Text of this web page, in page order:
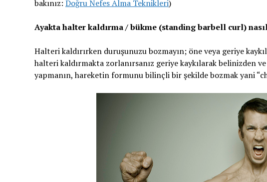
bakınız: Doğru Nefes Alma Teknikleri)
Ayakta halter kaldırma / bükme (standing barbell curl)
Halteri kaldırırken duruşunuzu bozmayın; öne veya geriye
halteri kaldırmakta zorlanırsanız geriye kaykılarak belinizden
yapmanın, hareketin formunu bilinçli bir şekilde bozmak yani